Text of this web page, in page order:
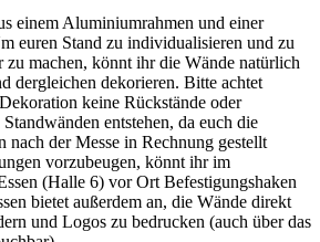
einem Aluminiumrahmen und einer
euren Stand zu individualisieren und zu
zu machen, könnt ihr die Wände natürlich
dergleichen dekorieren. Bitte achtet
keine Rückstände oder
entstehen, da euch die
nach der Messe in Rechnung gestellt
vorzubeugen, könnt ihr im
(Halle 6) vor Ort Befestigungshaken
bietet außerdem an, die Wände direkt
und Logos zu bedrucken (auch über das